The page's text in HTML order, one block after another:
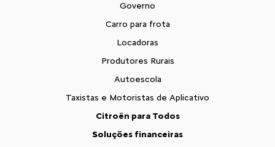
Governo
Carro para frota
Locadoras
Produtores Rurais
Autoescola
Taxistas e Motoristas de Aplicativo
Citroën para Todos
Soluções financeiras